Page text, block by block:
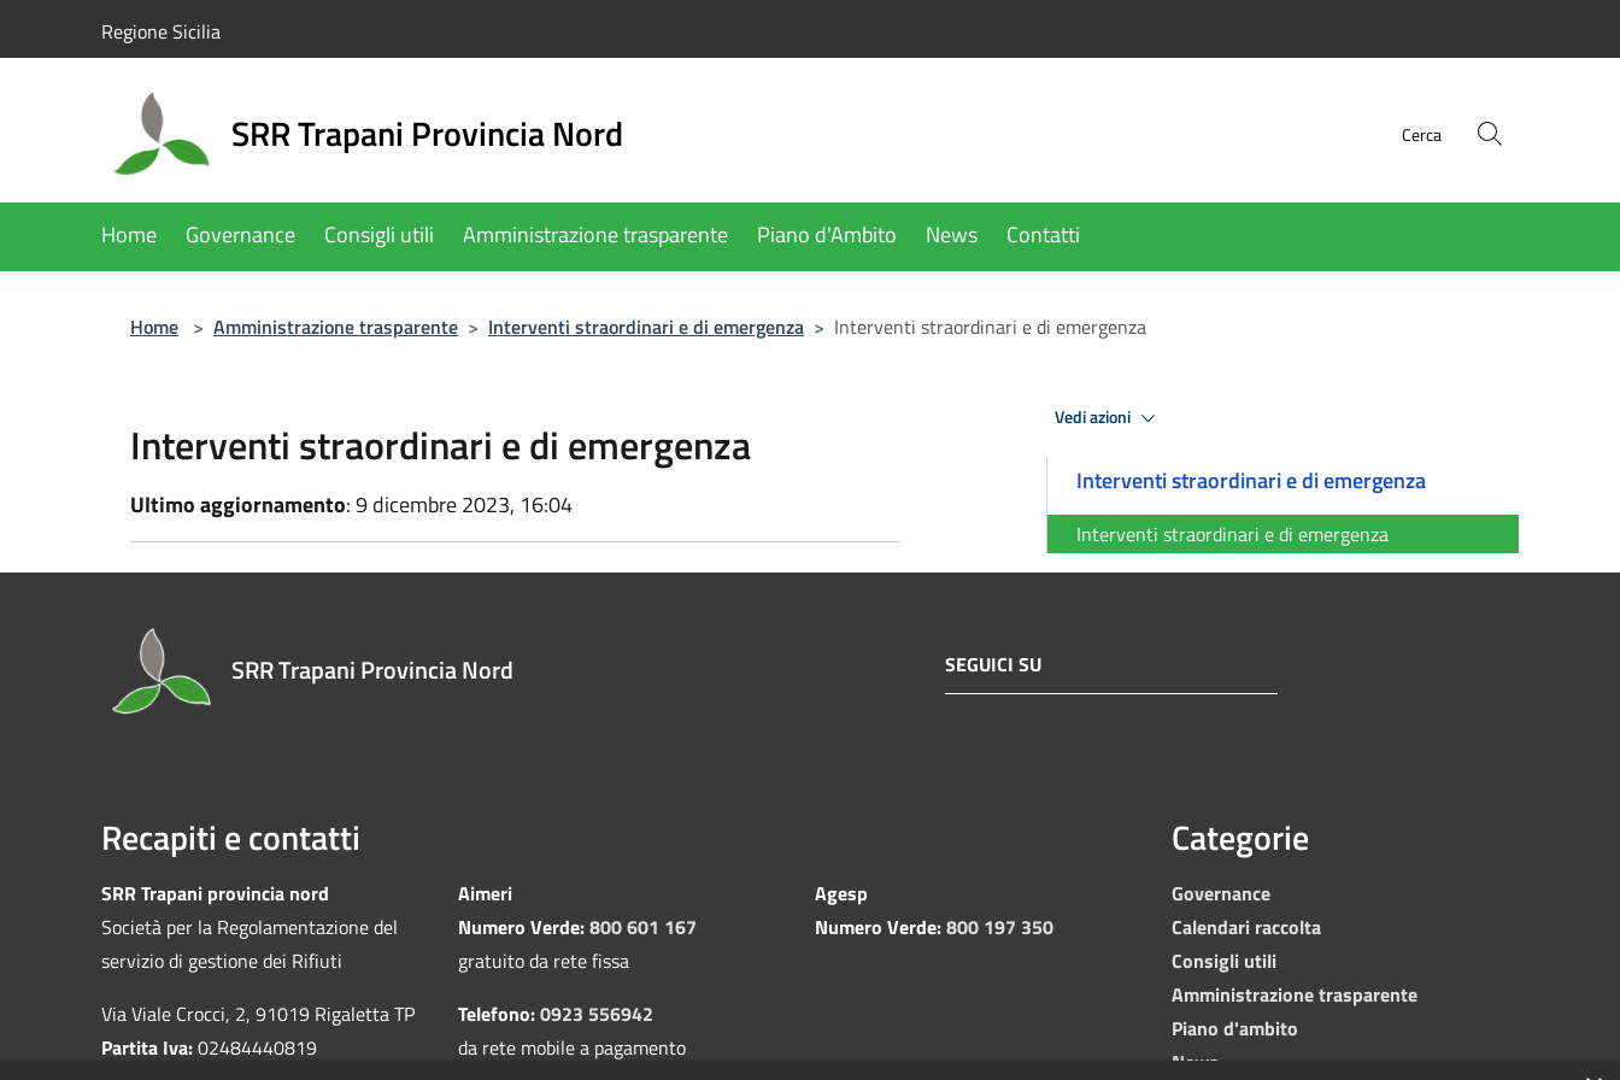
Regione Sicilia
SRR Trapani Provincia Nord Cerca
Home Governance Consigli utili Amministrazione trasparente Piano d'Ambito News Contatti
Home > Amministrazione trasparente > Interventi straordinari e di emergenza > Interventi straordinari e di emergenza
Interventi straordinari e di emergenza
Ultimo aggiornamento: 9 dicembre 2023, 16:04
Vedi azioni
Interventi straordinari e di emergenza
Interventi straordinari e di emergenza
SRR Trapani Provincia Nord SEGUICI SU
Recapiti e contatti
SRR Trapani provincia nord
Società per la Regolamentazione del
servizio di gestione dei Rifiuti
Via Viale Crocci, 2, 91019 Rigaletta TP
Partita Iva:02484440819
Aimeri
Numero Verde:800 601 167
gratuito da rete fissa
Telefono:0923 556942
da rete mobile a pagamento
Agesp
Numero Verde:800 197 350
Categorie
Governance
Calendari raccolta
Consigli utili
Amministrazione trasparente
Piano d'ambito
News